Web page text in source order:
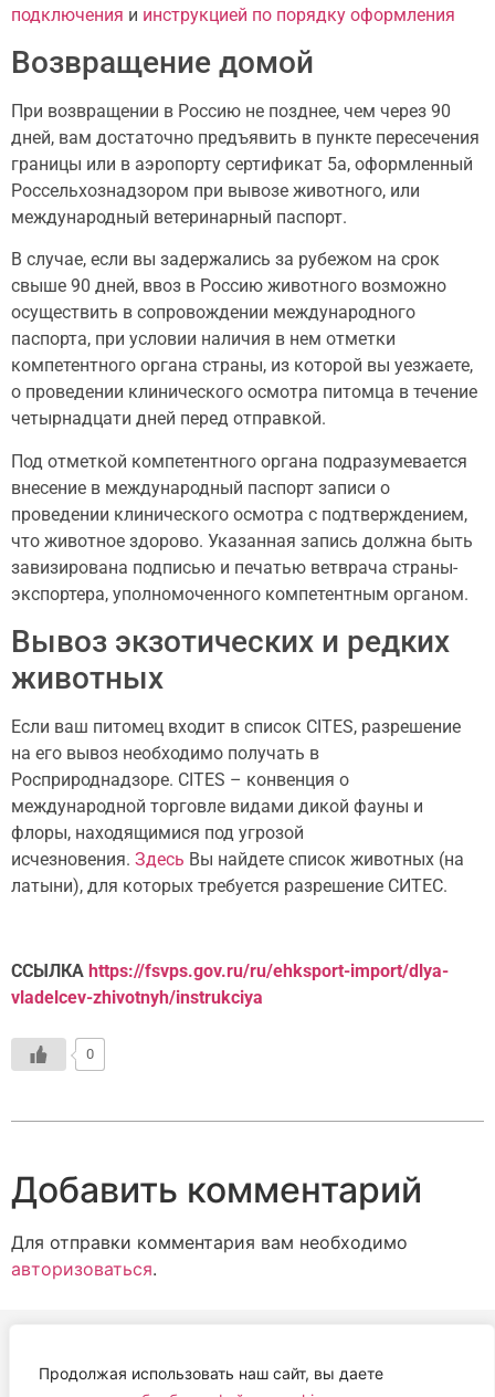
Продолжая использовать наш сайт, вы даете
подключения и инструкцией по порядку оформления
Возвращение домой
При возвращении в Россию не позднее, чем через 90
дней, вам достаточно предъявить в пункте пересечения
границы или в аэропорту сертификат 5а, оформленный
Россельхознадзором при вывозе животного, или
международный ветеринарный паспорт.
В случае, если вы задержались за рубежом на срок
свыше 90 дней, ввоз в Россию животного возможно
осуществить в сопровождении международного
паспорта, при условии наличия в нем отметки
компетентного органа страны, из которой вы уезжаете,
о проведении клинического осмотра питомца в течение
четырнадцати дней перед отправкой.
Под отметкой компетентного органа подразумевается
внесение в международный паспорт записи о
проведении клинического осмотра с подтверждением,
что животное здорово. Указанная запись должна быть
завизирована подписью и печатью ветврача страны-
экспортера, уполномоченного компетентным органом.
Вывоз экзотических и редких
животных
Если ваш питомец входит в список CITES, разрешение
на его вывоз необходимо получать в
Росприроднадзоре. CITES – конвенция о
международной торговле видами дикой фауны и
флоры, находящимися под угрозой
исчезновения. Здесь Вы найдете список животных (на
латыни), для которых требуется разрешение СИТЕС.
ССЫЛКА https://fsvps.gov.ru/ru/ehksport-import/dlya-
vladelcev-zhivotnyh/instrukciya
0
Добавить комментарий
Для отправки комментария вам необходимо
авторизоваться.
АВТОНОМНАЯ НЕКОММЕРЧЕСКАЯ ОРГАНИЗАЦИЯ